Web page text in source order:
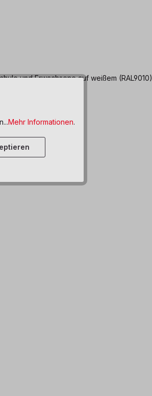
und Erwachsene auf weißem (RAL9010)
Mehr Informationen.